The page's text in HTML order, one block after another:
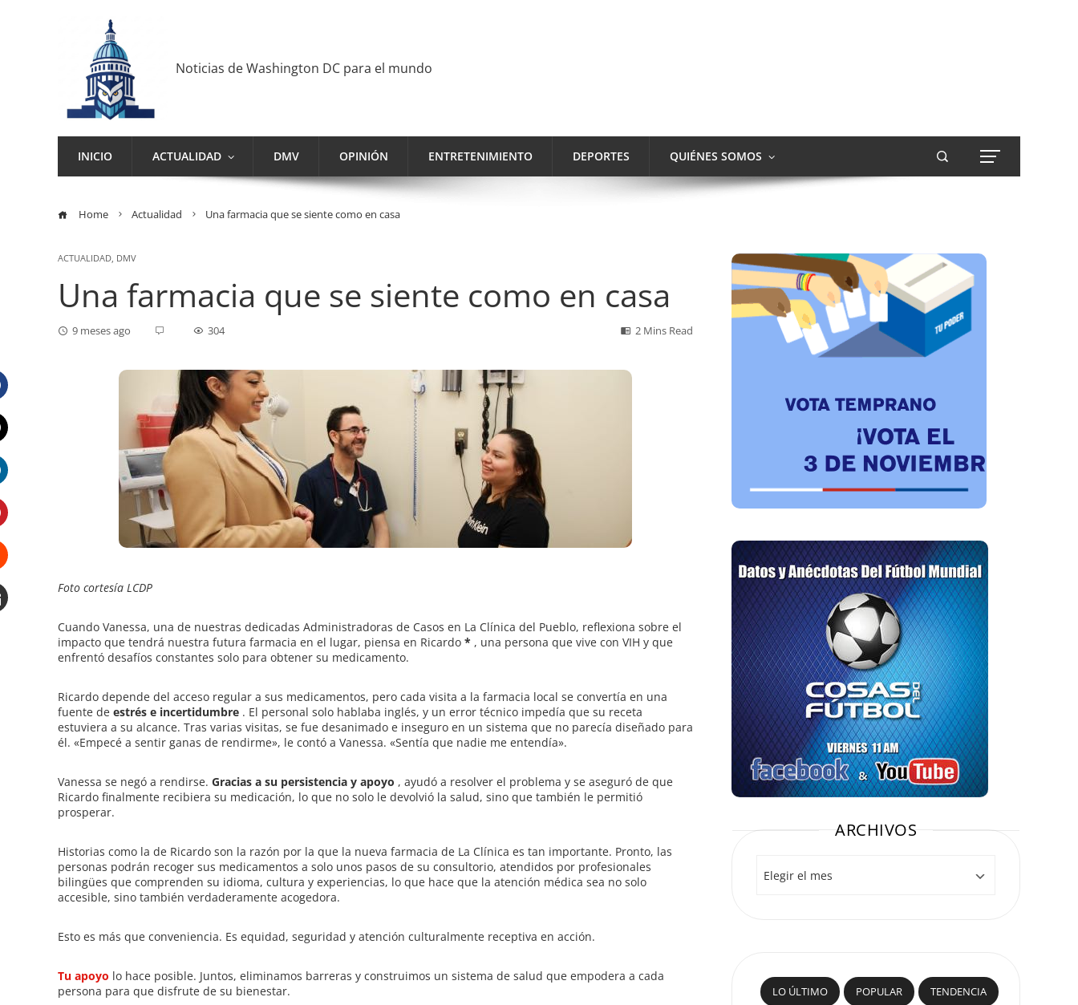
Noticias de Washington DC para el mundo
INICIO ACTUALIDAD DMV OPINIÓN ENTRETENIMIENTO DEPORTES QUIÉNES SOMOS
Home Actualidad Una farmacia que se siente como en casa
ACTUALIDAD, DMV
Una farmacia que se siente como en casa
9 meses ago 304 2 Mins Read
Foto cortesía LCDP
Cuando Vanessa, una de nuestras dedicadas Administradoras de Casos en La Clínica del Pueblo, reflexiona sobre el
impacto que tendrá nuestra futura farmacia en el lugar, piensa en Ricardo * , una persona que vive con VIH y que
enfrentó desafíos constantes solo para obtener su medicamento.
Ricardo depende del acceso regular a sus medicamentos, pero cada visita a la farmacia local se convertía en una
fuente de estrés e incertidumbre . El personal solo hablaba inglés, y un error técnico impedía que su receta
estuviera a su alcance. Tras varias visitas, se fue desanimado e inseguro en un sistema que no parecía diseñado para
él. «Empecé a sentir ganas de rendirme», le contó a Vanessa. «Sentía que nadie me entendía».
Vanessa se negó a rendirse. Gracias a su persistencia y apoyo , ayudó a resolver el problema y se aseguró de que
Ricardo finalmente recibiera su medicación, lo que no solo le devolvió la salud, sino que también le permitió
prosperar.
Historias como la de Ricardo son la razón por la que la nueva farmacia de La Clínica es tan importante. Pronto, las
personas podrán recoger sus medicamentos a solo unos pasos de su consultorio, atendidos por profesionales
bilingües que comprenden su idioma, cultura y experiencias, lo que hace que la atención médica sea no solo
accesible, sino también verdaderamente acogedora.
Esto es más que conveniencia. Es equidad, seguridad y atención culturalmente receptiva en acción.
Tu apoyo lo hace posible. Juntos, eliminamos barreras y construimos un sistema de salud que empodera a cada
persona para que disfrute de su bienestar.
ARCHIVOS
LO ÚLTIMO POPULAR TENDENCIA